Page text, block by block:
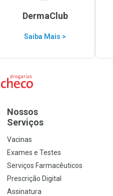
DermaClub
Saiba Mais >
Nossos
Serviços
Vacinas
Exames e Testes
Serviços Farmacêuticos
Prescrição Digital
Assinatura